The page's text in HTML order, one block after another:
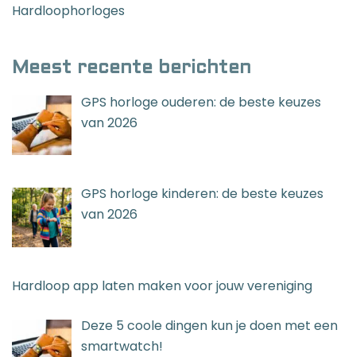
Hardloophorloges
Meest recente berichten
GPS horloge ouderen: de beste keuzes
van 2026
GPS horloge kinderen: de beste keuzes
van 2026
Hardloop app laten maken voor jouw vereniging
Deze 5 coole dingen kun je doen met een
smartwatch!